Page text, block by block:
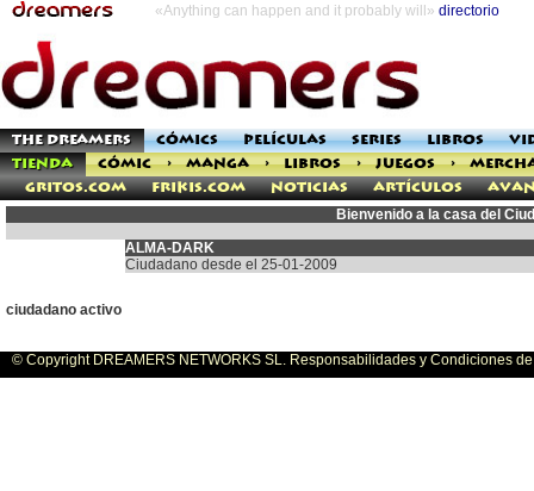
«Anything can happen and it probably will» directorio
THE DREAMERS CÓMICS PELÍCULAS SERIES LIBROS
TIENDA
CÓMIC > MANGA > LIBROS > JUEGOS >
Gritos.com
Frikis.com Noticias Artículos
Bienvenido a la casa del
ALMA-DARK
Ciudadano desde el 25-01-2009
ciudadano activo
© Copyright DREAMERS NETWORKS SL. Responsabilidades y Condiciones